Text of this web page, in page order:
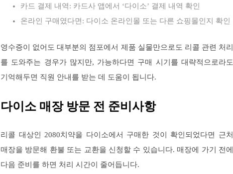
카드 결제 내역: 카드사 앱에서 ‘다이소’ 결제 내역 확인
온라인 구매였다면: 다이소 온라인몰 또는 다른 쇼핑몰인지 확인
영수증이 없어도 대부분의 점포에서 제품 실물만으로도 리콜 관련 처리
를 도와주는 경우가 많지만, 가능하다면 구매 시기를 대략적으로라도
기억해두면 직원 안내를 받는 데 도움이 됩니다.
다이소 매장 방문 전 준비사항
리콜 대상인 2080치약을 다이소에서 구매한 것이 확인되었다면 근처
매장을 방문해 환불 또는 교환을 신청할 수 있습니다. 매장에 가기 전에
다음 준비를 하면 처리 시간이 줄어듭니다.